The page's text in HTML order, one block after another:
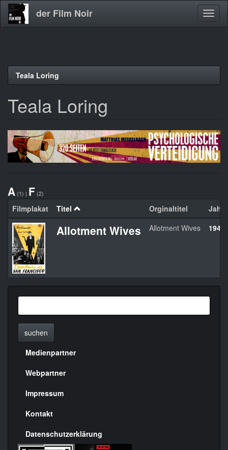
Direkt
der Film Noir
Teala Loring
Teala Loring
A (1) | F (2)
Filmplakat Titel Orginaltitel Jahr
Allotment Wives Allotment Wives 1945
suchen
Menülinks
rechte
Seite
Medienpartner
Webpartner
Impressum
Kontakt
Datenschutzerklärung